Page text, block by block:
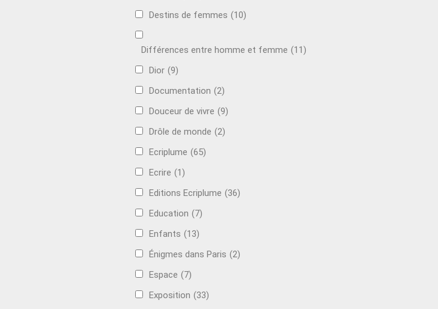
Destins de femmes (10)
Différences entre homme et femme (11)
Dior (9)
Documentation (2)
Douceur de vivre (9)
Drôle de monde (2)
Ecriplume (65)
Ecrire (1)
Editions Ecriplume (36)
Education (7)
Enfants (13)
Énigmes dans Paris (2)
Espace (7)
Exposition (33)